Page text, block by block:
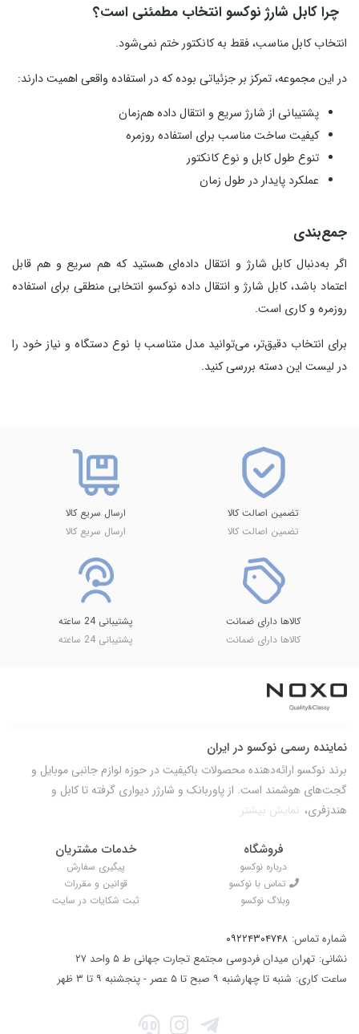
چرا کابل شارژ نوکسو انتخاب مطمئنی است؟
انتخاب کابل مناسب، فقط به کانکتور ختم نمی‌شود.
در این مجموعه، تمرکز بر جزئیاتی بوده که در استفاده واقعی اهمیت دارند:
پشتیبانی از شارژ سریع و انتقال داده هم‌زمان
کیفیت ساخت مناسب برای استفاده روزمره
تنوع طول کابل و نوع کانکتور
عملکرد پایدار در طول زمان
جمع‌بندی
اگر به‌دنبال کابل شارژ و انتقال داده‌ای هستید که هم سریع و هم قابل
اعتماد باشد، کابل شارژ و انتقال داده نوکسو انتخابی منطقی برای استفاده
روزمره و کاری است.
برای انتخاب دقیق‌تر، می‌توانید مدل متناسب با نوع دستگاه و نیاز خود را
در لیست این دسته بررسی کنید.
تضمین اصالت کالا
تضمین اصالت کالا
ارسال سریع کالا
ارسال سریع کالا
کالاها دارای ضمانت
کالاها دارای ضمانت
پشتیبانی 24 ساعته
پشتیبانی 24 ساعته
نماینده رسمی نوکسو در ایران
برند نوکسو ارائه‌دهنده محصولات باکیفیت در حوزه لوازم جانبی موبایل و
گجت‌های هوشمند است. از پاوربانک و شارژر دیواری گرفته تا کابل و
هندزفری، نمایش بیشتر
فروشگاه
درباره نوکسو
تماس با نوکسو
وبلاگ نوکسو
خدمات مشتریان
پیگیری سفارش
قوانین و مقررات
ثبت شکایات در سایت
شماره تماس: ۰۹۲۲۴۳۰۴۷۴۸
نشانی: تهران میدان فردوسی مجتمع تجارت جهانی ط ۵ واحد ۲۷
ساعت کاری: شنبه تا چهارشنبه ۹ صبح تا ۵ عصر - پنجشنبه ۹ تا ۳ ظهر